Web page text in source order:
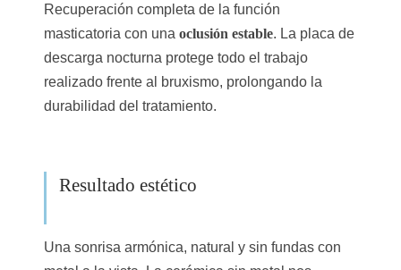
Recuperación completa de la función
masticatoria con una oclusión estable. La placa de
descarga nocturna protege todo el trabajo
realizado frente al bruxismo, prolongando la
durabilidad del tratamiento.
Resultado estético
Una sonrisa armónica, natural y sin fundas con